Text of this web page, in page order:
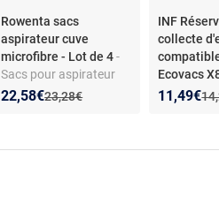
Rowenta sacs
aspirateur cuve
microfibre - Lot de 4-
Sacs pour aspirateur
cuve en microfibre -
Ancien prix :
23,28€
Nouveau prix :
22,58€
Réduction de :
INF
collecte
Ecovacs
X9 T80 -
Nouveau
11,49€